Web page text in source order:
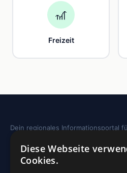
🎢
Freizeit
Dein regionales Informationsportal
Sehenswürdigkeiten, Ausflugstipps
deiner Region.
Diese Webseite
Cookies.